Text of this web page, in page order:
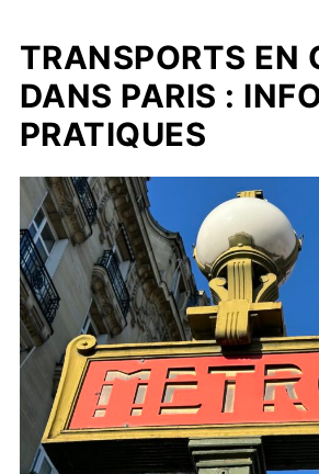
TRANSPORTS EN
DANS PARIS :
PRATIQUES